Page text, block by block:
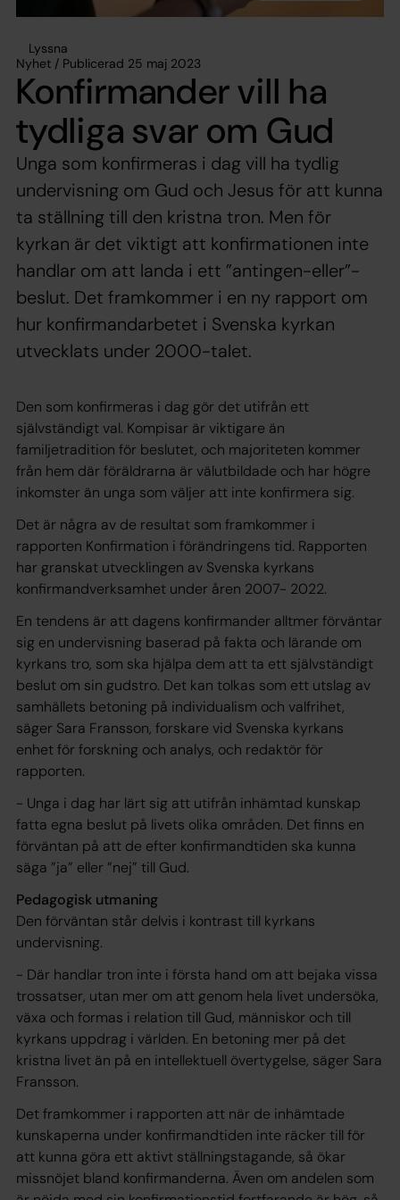
Lyssna
Nyhet / Publicerad 25 maj 2023
Konfirmander vill ha
tydliga svar om Gud
Unga som konfirmeras i dag vill ha tydlig
undervisning om Gud och Jesus för att kunna
ta ställning till den kristna tron. Men för
kyrkan är det viktigt att konfirmationen inte
handlar om att landa i ett ”antingen-eller”-
beslut. Det framkommer i en ny rapport om
hur konfirmandarbetet i Svenska kyrkan
utvecklats under 2000-talet.
Den som konfirmeras i dag gör det utifrån ett
självständigt val. Kompisar är viktigare än
familjetradition för beslutet, och majoriteten kommer
från hem där föräldrarna är välutbildade och har högre
inkomster än unga som väljer att inte konfirmera sig.
Det är några av de resultat som framkommer i
rapporten Konfirmation i förändringens tid. Rapporten
har granskat utvecklingen av Svenska kyrkans
konfirmandverksamhet under åren 2007- 2022.
En tendens är att dagens konfirmander alltmer förväntar
sig en undervisning baserad på fakta och lärande om
kyrkans tro, som ska hjälpa dem att ta ett självständigt
beslut om sin gudstro. Det kan tolkas som ett utslag av
samhällets betoning på individualism och valfrihet,
säger Sara Fransson, forskare vid Svenska kyrkans
enhet för forskning och analys, och redaktör för
rapporten.
- Unga i dag har lärt sig att utifrån inhämtad kunskap
fatta egna beslut på livets olika områden. Det finns en
förväntan på att de efter konfirmandtiden ska kunna
säga ”ja” eller ”nej” till Gud.
Pedagogisk utmaning
Den förväntan står delvis i kontrast till kyrkans
undervisning.
- Där handlar tron inte i första hand om att bejaka vissa
trossatser, utan mer om att genom hela livet undersöka,
växa och formas i relation till Gud, människor och till
kyrkans uppdrag i världen. En betoning mer på det
kristna livet än på en intellektuell övertygelse, säger Sara
Fransson.
Det framkommer i rapporten att när de inhämtade
kunskaperna under konfirmandtiden inte räcker till för
att kunna göra ett aktivt ställningstagande, så ökar
missnöjet bland konfirmanderna. Även om andelen som